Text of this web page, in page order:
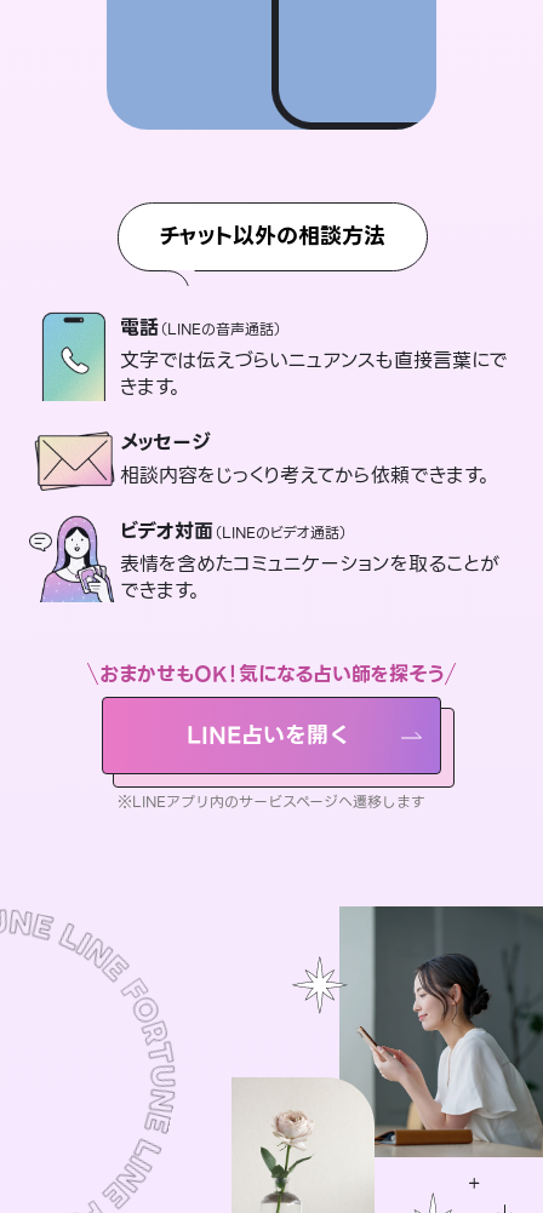
チャット以外の相談方法
電話（LINEの音声通話）
文字では伝えづらいニュアンスも直接言葉にで
きます。
メッセージ
相談内容をじっくり考えてから依頼できます。
ビデオ対面（LINEのビデオ通話）
表情を含めたコミュニケーションを取ることが
できます。
おまかせもOK！気になる占い師を探そう
LINE占いを開く
※LINEアプリ内のサービスページへ遷移します